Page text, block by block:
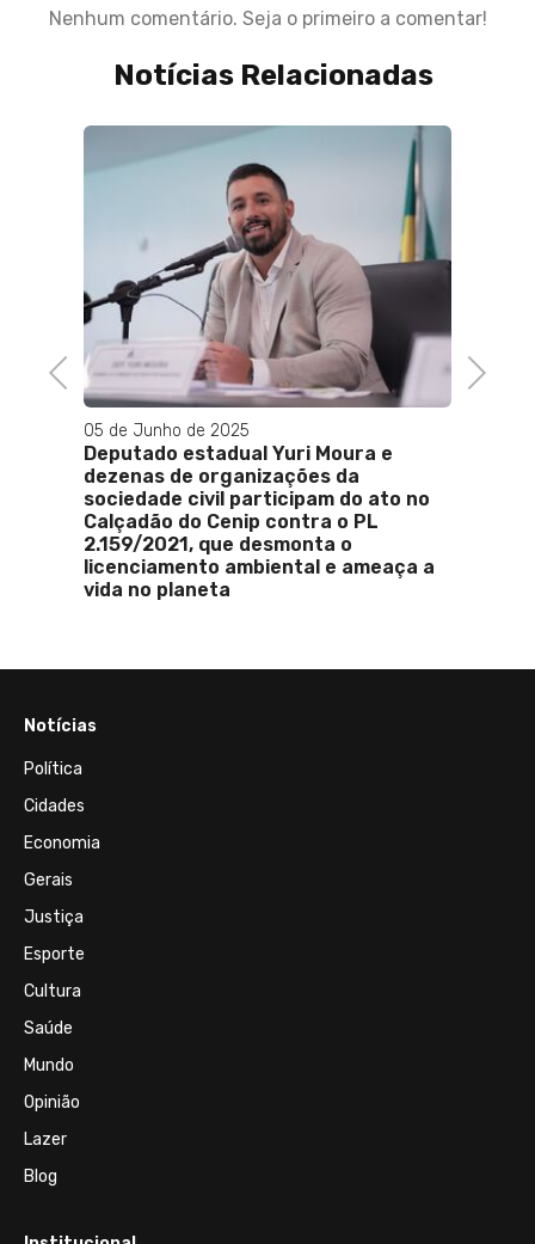
Nenhum comentário. Seja o primeiro a comentar!
Notícias Relacionadas
Previous
05 de Junho de 2025
Deputado estadual Yuri Moura e
dezenas de organizações da
sociedade civil participam do ato no
Calçadão do Cenip contra o PL
2.159/2021, que desmonta o
licenciamento ambiental e ameaça a
vida no planeta
Next
Notícias
Política
Cidades
Economia
Gerais
Justiça
Esporte
Cultura
Saúde
Mundo
Opinião
Lazer
Blog